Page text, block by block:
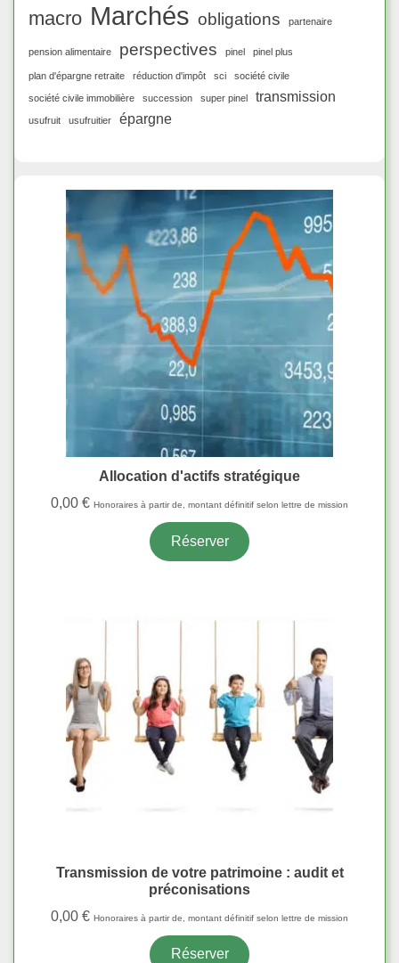
macro Marchés obligations partenaire
pension alimentaire perspectives pinel pinel plus
plan d'épargne retraite réduction d'impôt sci société civile
société civile immobilière succession super pinel transmission
usufruit usufruitier épargne
Allocation d'actifs stratégique
0,00 € Honoraires à partir de, montant définitif selon lettre de mission
Réserver
Transmission de votre patrimoine : audit et
préconisations
0,00 € Honoraires à partir de, montant définitif selon lettre de mission
Réserver